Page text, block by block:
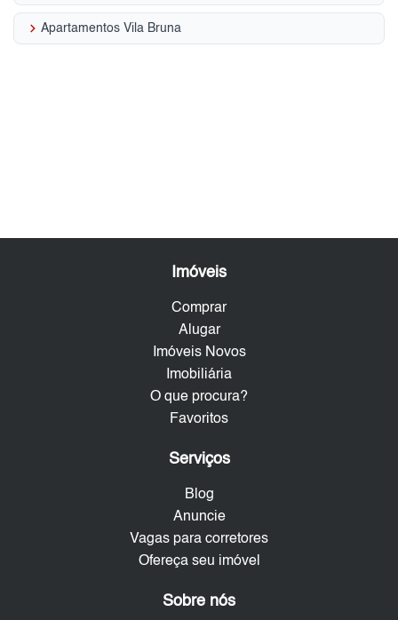
keyboard_arrow_right Apartamentos Vila Bruna
Imóveis
Comprar
Alugar
Imóveis Novos
Imobiliária
O que procura?
Favoritos
Serviços
Blog
Anuncie
Vagas para corretores
Ofereça seu imóvel
Sobre nós